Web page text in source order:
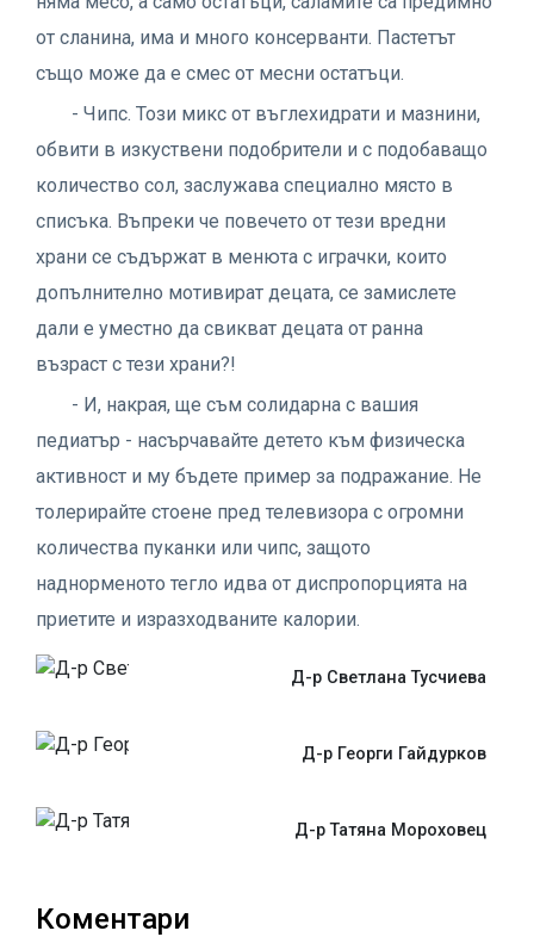
от сланина, има и много консерванти. Пастетът
също може да е смес от месни остатъци.
- Чипс. Този микс от въглехидрати и мазнини,
обвити в изкуствени подобрители и с подобаващо
количество сол, заслужава специално място в
списъка. Въпреки че повечето от тези вредни
храни се съдържат в менюта с играчки, които
допълнително мотивират децата, се замислете
дали е уместно да свикват децата от ранна
възраст с тези храни?!
- И, накрая, ще съм солидарна с вашия
педиатър - насърчавайте детето към физическа
активност и му бъдете пример за подражание. Не
толерирайте стоене пред телевизора с огромни
количества пуканки или чипс, защото
наднорменото тегло идва от диспропорцията на
приетите и изразходваните калории.
Д-р Светлана Тусчиева
Д-р Георги Гайдурков
Д-р Татяна Мороховец
Коментари